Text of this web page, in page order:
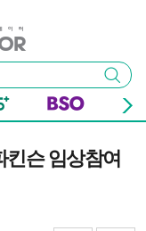
검색
슨 임상참여